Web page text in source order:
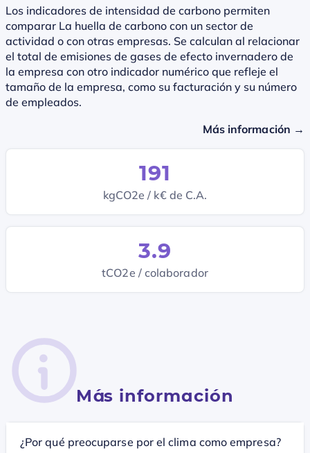
Los indicadores de intensidad de carbono permiten
comparar La huella de carbono con un sector de
actividad o con otras empresas. Se calculan al relacionar
el total de emisiones de gases de efecto invernadero de
la empresa con otro indicador numérico que refleje el
tamaño de la empresa, como su facturación y su número
de empleados.
Más información →
191
kgCO2e / k€ de C.A.
3.9
tCO2e / colaborador
Más información
¿Por qué preocuparse por el clima como empresa?